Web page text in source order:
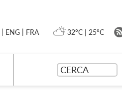
| ENG | FRA 32ºC | 25ºC